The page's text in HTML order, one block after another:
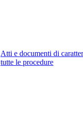
Atti e documenti di
tutte le procedure